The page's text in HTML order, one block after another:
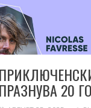
ПРАЗНУВА 20